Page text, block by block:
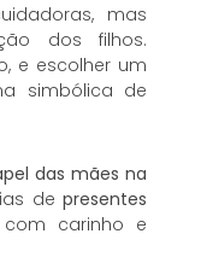
mas
dos filhos.
e escolher um
simbólica de
das mães na
depresentes
carinho e